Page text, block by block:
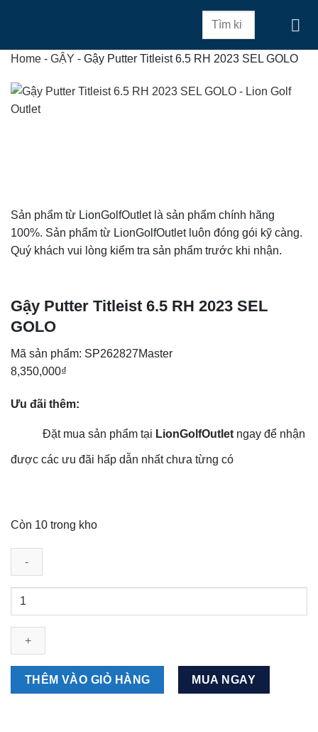
Tìm
Home - GẬY - Gậy Putter Titleist 6.5 RH 2023 SEL GOLO
Sản phẩm từ LionGolfOutlet là sản phẩm chính hãng
100%. Sản phẩm từ LionGolfOutlet luôn đóng gói kỹ càng.
Quý khách vui lòng kiểm tra sản phẩm trước khi nhận.
Gậy Putter Titleist 6.5 RH 2023 SEL
GOLO
Mã sản phẩm: SP262827Master
8,350,000₫
Ưu đãi thêm:
Đặt mua sản phẩm tại LionGolfOutlet ngay để nhận
được các ưu đãi hấp dẫn nhất chưa từng có
Còn 10 trong kho
Gậy
Titleist
2023
SEL
THÊM VÀO GIỎ HÀNG MUA NGAY